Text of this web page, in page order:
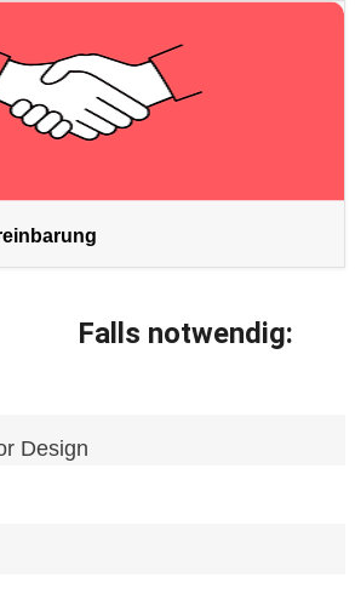
Falls notwendig:
Design